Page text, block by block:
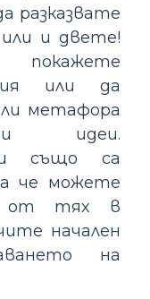
разказвате
или и двете!
или да
метафора
идеи.
също са
че можете
от тях в
начален
на